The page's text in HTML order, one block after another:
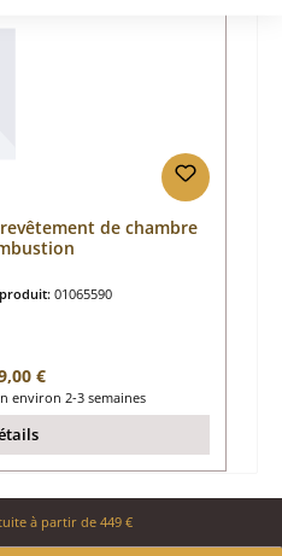
de chambre
01065590
régulier :
€
environ 2-3 semaines
à partir de 449 €